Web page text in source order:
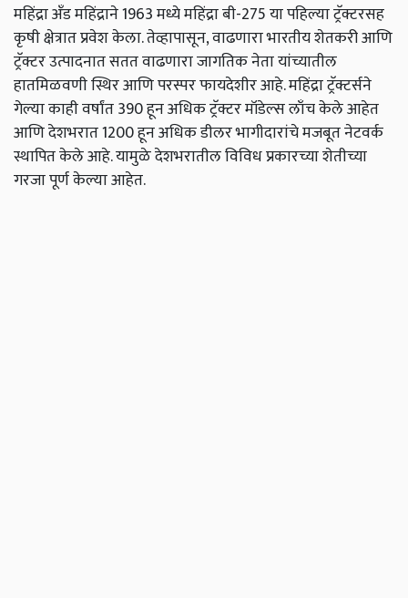
महिंद्रा अँड महिंद्राने 1963 मध्ये महिंद्रा बी-275 या पहिल्या ट्रॅक्टरसह
कृषी क्षेत्रात प्रवेश केला. तेव्हापासून, वाढणारा भारतीय शेतकरी आणि
ट्रॅक्टर उत्पादनात सतत वाढणारा जागतिक नेता यांच्यातील
हातमिळवणी स्थिर आणि परस्पर फायदेशीर आहे. महिंद्रा ट्रॅक्टर्सने
गेल्या काही वर्षांत 390 हून अधिक ट्रॅक्टर मॉडेल्स लाँच केले आहेत
आणि देशभरात 1200 हून अधिक डीलर भागीदारांचे मजबूत नेटवर्क
स्थापित केले आहे. यामुळे देशभरातील विविध प्रकारच्या शेतीच्या
गरजा पूर्ण केल्या आहेत.